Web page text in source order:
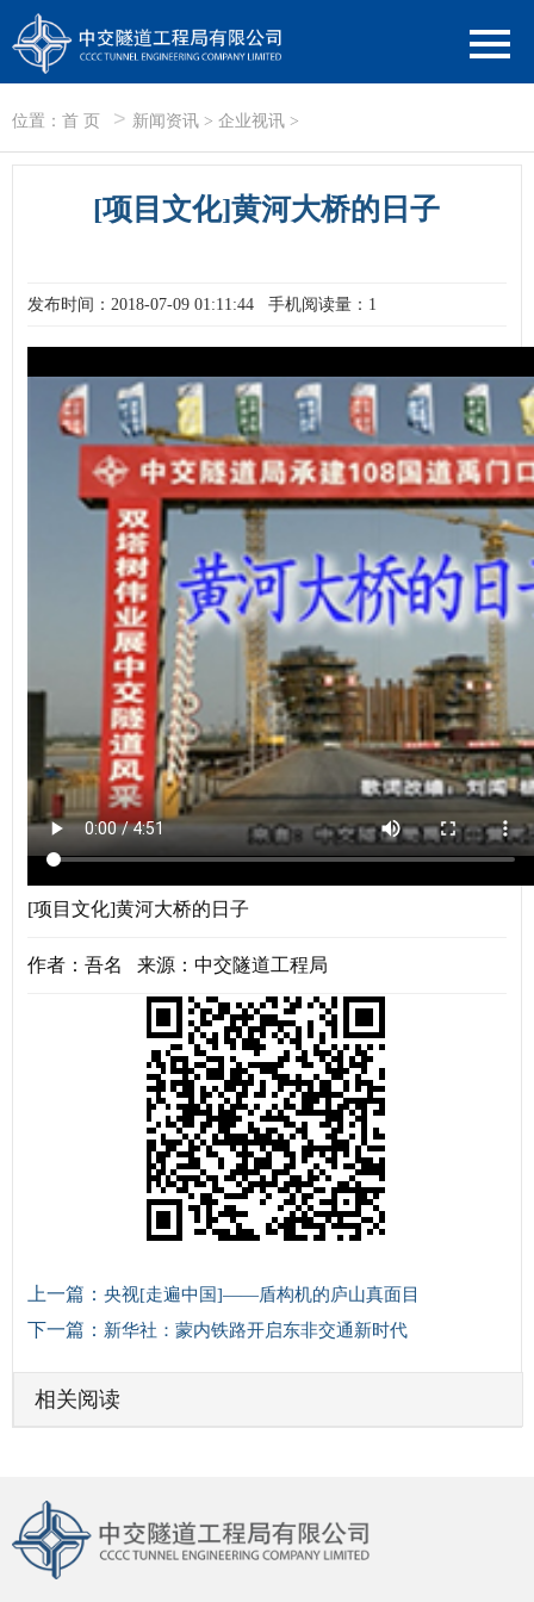
位置： 首 页 > 新闻资讯 > 企业视讯 >
[项目文化]黄河大桥的日子
发布时间：2018-07-09 01:11:44 手机阅读量：1
[项目文化]黄河大桥的日子
作者：吾名 来源：中交隧道工程局
上一篇： 央视[走遍中国]——盾构机的庐山真面目
下一篇： 新华社：蒙内铁路开启东非交通新时代
相关阅读